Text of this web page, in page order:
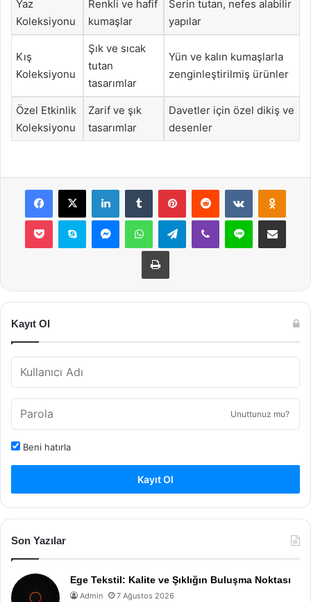
Yaz
Koleksiyonu
Renkli ve hafif
kumaşlar
Serin tutan, nefes alabilir
yapılar
Kış
Koleksiyonu
Şık ve sıcak
tutan
tasarımlar
Yün ve kalın kumaşlarla
zenginleştirilmiş ürünler
Özel Etkinlik
Koleksiyonu
Zarif ve şık
tasarımlar
Davetler için özel dikiş ve
desenler
Facebook
X LinkedInTumblr PinterestReddit VKontakte
Pocket Skype MessengerWhatsAppTelegramViber Line E-Posta ile
Yazdır
Kayıt Ol
Unuttunuz mu?
Beni hatırla
Kayıt Ol
Son Yazılar
Ege Tekstil: Kalite ve Şıklığın Buluşma Noktası
Admin 7 Ağustos 2026